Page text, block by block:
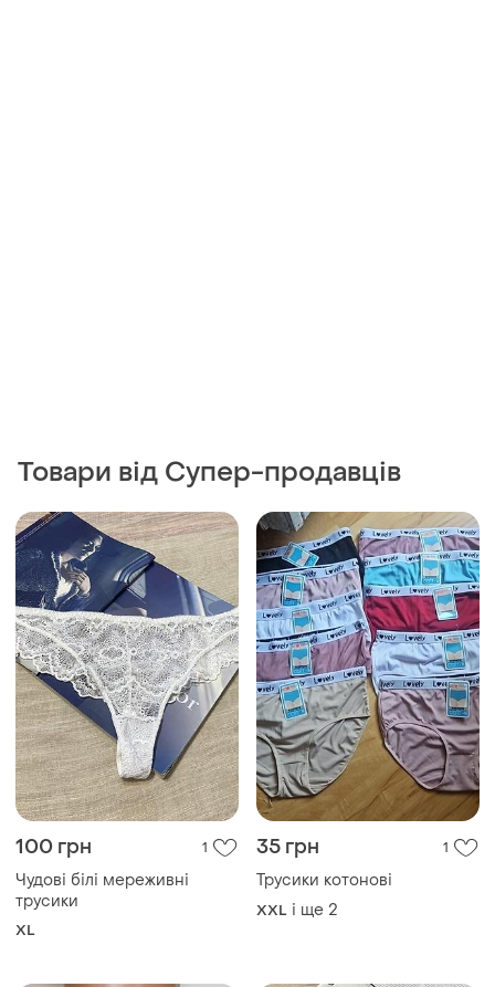
Товари від Супер-продавців
100 грн 1
Чудові білі мереживні
трусики
XL
35 грн 1
Трусики котонові
XXL і ще 2